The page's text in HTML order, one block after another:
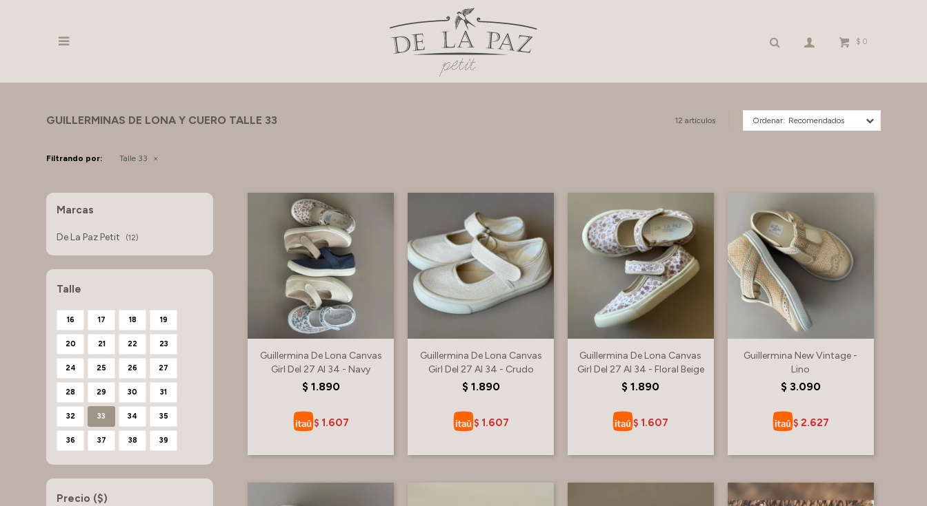
$ 0

GUILLERMINAS DE LONA Y CUERO TALLE 33 12 artículos Recomendados
Filtrando por: Talle 33
Guillermina De Lona Canvas
Girl Del 27 Al 34 - Navy
$ 1.890
$ 1.607
Guillermina De Lona Canvas
Girl Del 27 Al 34 - Crudo
$ 1.890
$ 1.607
Guillermina De Lona Canvas
Girl Del 27 Al 34 - Floral Beige
$ 1.890
$ 1.607
Guillermina New Vintage -
Lino
$ 3.090
$ 2.627
Marcas
De La Paz Petit (12)
Talle
16 17 18 19
20 21 22 23
24 25 26 27
28 29 30 31
32 33 34 35
36 37 38 39
Precio ($)